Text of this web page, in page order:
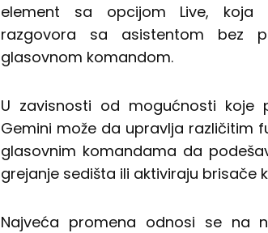
element sa opcijom Live, koja
razgovora sa asistentom bez
glasovnom komandom.
U zavisnosti od mogućnosti koje
Gemini može da upravlja različitim
glasovnim komandama da
grejanje sedišta ili aktiviraju brisače
Najveća promena odnosi se na